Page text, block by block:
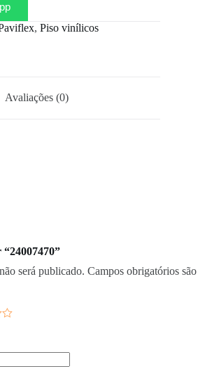
, Piso vinílicos
Avaliações (0)
será publicado. Campos obrigatórios são